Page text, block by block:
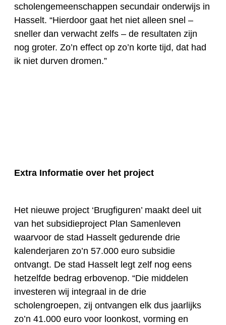
scholengemeenschappen secundair onderwijs in
Hasselt. “Hierdoor gaat het niet alleen snel –
sneller dan verwacht zelfs – de resultaten zijn
nog groter. Zo’n effect op zo’n korte tijd, dat had
ik niet durven dromen.”
Extra Informatie over het project
Het nieuwe project ‘Brugfiguren’ maakt deel uit
van het subsidieproject Plan Samenleven
waarvoor de stad Hasselt gedurende drie
kalenderjaren zo’n 57.000 euro subsidie
ontvangt. De stad Hasselt legt zelf nog eens
hetzelfde bedrag erbovenop. “Die middelen
investeren wij integraal in de drie
scholengroepen, zij ontvangen elk dus jaarlijks
zo’n 41.000 euro voor loonkost, vorming en